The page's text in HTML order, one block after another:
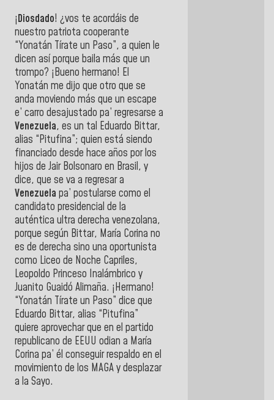
¡Diosdado! ¿vos te acordáis de
nuestro patriota cooperante
“Yonatán Tírate un Paso”, a quien le
dicen así porque baila más que un
trompo? ¡Bueno hermano! El
Yonatán me dijo que otro que se
anda moviendo más que un escape
e’ carro desajustado pa’ regresarse a
Venezuela, es un tal Eduardo Bittar,
alias “Pitufina”; quien está siendo
financiado desde hace años por los
hijos de Jair Bolsonaro en Brasil, y
dice, que se va a regresar a
Venezuela pa’ postularse como el
candidato presidencial de la
auténtica ultra derecha venezolana,
porque según Bittar, María Corina no
es de derecha sino una oportunista
como Liceo de Noche Capriles,
Leopoldo Princeso Inalámbrico y
Juanito Guaidó Alimaña. ¡Hermano!
“Yonatán Tírate un Paso” dice que
Eduardo Bittar, alias “Pitufina”
quiere aprovechar que en el partido
republicano de EEUU odian a María
Corina pa’ él conseguir respaldo en el
movimiento de los MAGA y desplazar
a la Sayo.